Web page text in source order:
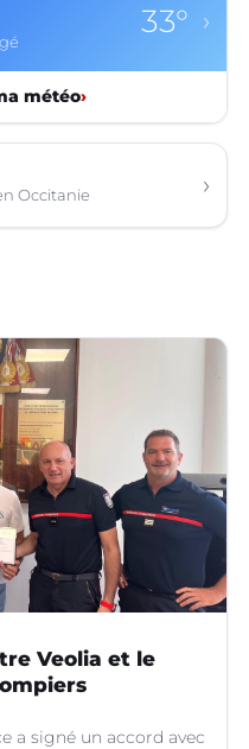
33° ›
météo›
Occitanie ›
Veolia et le
a signé un accord avec